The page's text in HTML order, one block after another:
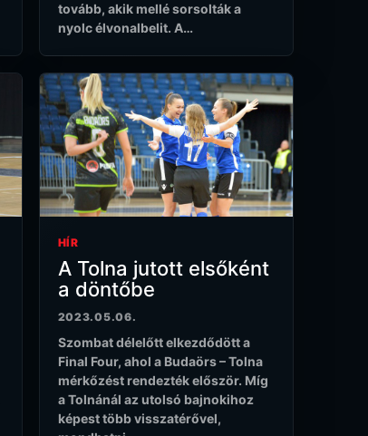
tovább, akik mellé sorsolták a
nyolc élvonalbelit. A…
HÍR
A Tolna jutott elsőként
a döntőbe
2023.05.06.
Szombat délelőtt elkezdődött a
Final Four, ahol a Budaörs – Tolna
mérkőzést rendezték először. Míg
a Tolnánál az utolsó bajnokihoz
képest több visszatérővel,